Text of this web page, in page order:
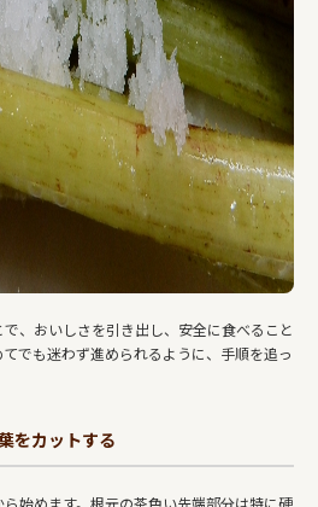
、おいしさを引き出し、安全に食べること
でも迷わず進められるように、手順を追っ
をカットする
始めます。根元の茶色い先端部分は特に硬